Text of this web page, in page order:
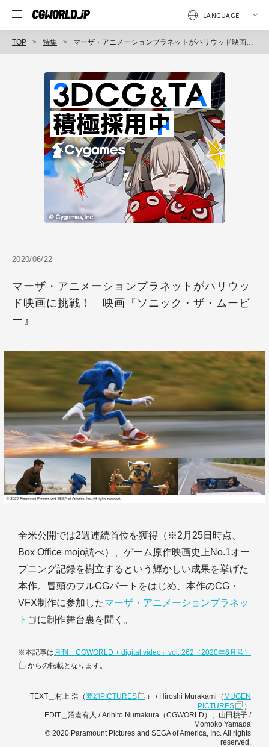
TOP 特集 マーザ・アニメーションプラネットがハリウッド映画に挑戦！ 映画『ソニック・ザ・ムービー』
2020/06/22
マーザ・アニメーションプラネットがハリウッ
ド映画に挑戦！ 映画『ソニック・ザ・ムービ
ー』
全米公開では2週連続首位を獲得（※2月25日時点、
Box Office mojo調べ）、ゲーム原作映画史上No.1オー
プニング記録を樹立するという輝かしい成果を挙げた
本作。冒頭のフルCGパートをはじめ、本作のCG・
VFX制作に参加したマーザ・アニメーションプラネッ
ト
に制作舞台裏を聞く。
※本記事は 月刊「CGWORLD + digital video」vol. 262（2020年6月号）
からの転載となります。
TEXT＿村上 浩（夢幻PICTURES ） / Hiroshi Murakami（ MUGEN
PICTURES
）
EDIT＿沼倉有人 / Arihito Numakura（CGWORLD）、山田桃子 /
Momoko Yamada
© 2020 Paramount Pictures and SEGA of America, Inc. All rights
reserved.